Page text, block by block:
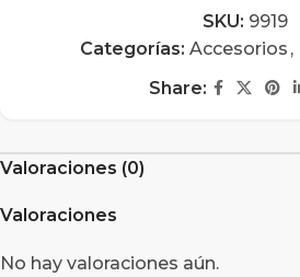
SKU: 9919
Categorías: Accesorios ,
Share:
Valoraciones (0)
Valoraciones
No hay valoraciones aún.